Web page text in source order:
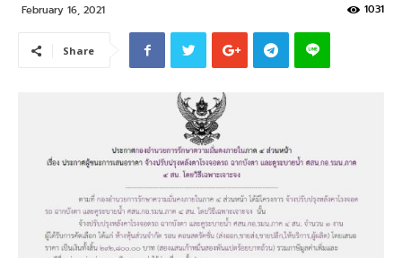
February 16, 2021 1031
Share